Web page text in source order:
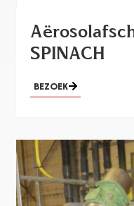
SPINACH
BEZOEK